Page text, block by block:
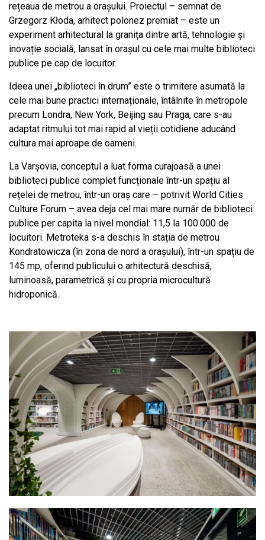
rețeaua de metrou a orașului. Proiectul – semnat de
Grzegorz Kłoda, arhitect polonez premiat – este un
experiment arhitectural la granița dintre artă, tehnologie și
inovație socială, lansat în orașul cu cele mai multe biblioteci
publice pe cap de locuitor.
Ideea unei „biblioteci în drum” este o trimitere asumată la
cele mai bune practici internaționale, întâlnite în metropole
precum Londra, New York, Beijing sau Praga, care s-au
adaptat ritmului tot mai rapid al vieții cotidiene aducând
cultura mai aproape de oameni.
La Varșovia, conceptul a luat forma curajoasă a unei
biblioteci publice complet funcționale într-un spațiu al
rețelei de metrou, într-un oraș care – potrivit World Cities
Culture Forum – avea deja cel mai mare număr de biblioteci
publice per capita la nivel mondial: 11,5 la 100.000 de
locuitori. Metroteka s-a deschis în stația de metrou
Kondratowicza (în zona de nord a orașului), într-un spațiu de
145 mp, oferind publicului o arhitectură deschisă,
luminoasă, parametrică și cu propria microcultură
hidroponică.